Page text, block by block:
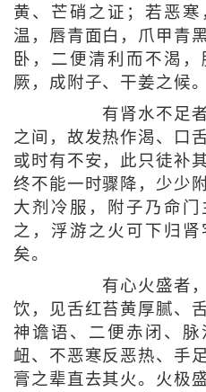
黄、芒硝之证；若恶
温，唇青面白，爪甲青
卧，二便清利而不渴
厥，成附子、干姜之候。
有肾水不足者
之间，故发热作渴、口
或时有不安，此只徒补
终不能一时骤降，少少
大剂冷服，附子乃命
之，浮游之火可下归
矣。
有心火盛者，
饮，见舌红苔黄厚腻、
神谵语、二便赤闭、
衄、不恶寒反恶热、手
膏之辈直去其火。火极